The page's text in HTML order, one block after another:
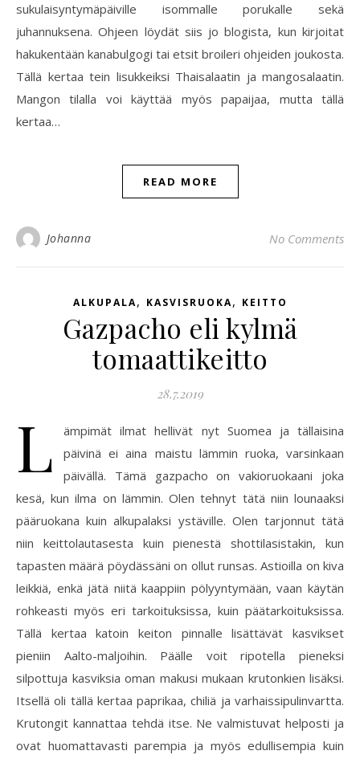
sukulaisyntymäpäiville isommalle porukalle sekä
juhannuksena. Ohjeen löydät siis jo blogista, kun kirjoitat
hakukentään kanabulgogi tai etsit broileri ohjeiden joukosta.
Tällä kertaa tein lisukkeiksi Thaisalaatin ja mangosalaatin.
Mangon tilalla voi käyttää myös papaijaa, mutta tällä
kertaa…
READ MORE
Johanna No Comments
ALKUPALA, KASVISRUOKA, KEITTO
Gazpacho eli kylmä
tomaattikeitto
28.7.2019
L
ämpimät ilmat hellivät nyt Suomea ja tällaisina
päivinä ei aina maistu lämmin ruoka, varsinkaan
päivällä. Tämä gazpacho on vakioruokaani joka
kesä, kun ilma on lämmin. Olen tehnyt tätä niin lounaaksi
pääruokana kuin alkupalaksi ystäville. Olen tarjonnut tätä
niin keittolautasesta kuin pienestä shottilasistakin, kun
tapasten määrä pöydässäni on ollut runsas. Astioilla on kiva
leikkiä, enkä jätä niitä kaappiin pölyyntymään, vaan käytän
rohkeasti myös eri tarkoituksissa, kuin päätarkoituksissa.
Tällä kertaa katoin keiton pinnalle lisättävät kasvikset
pieniin Aalto-maljoihin. Päälle voit ripotella pieneksi
silpottuja kasviksia oman makusi mukaan krutonkien lisäksi.
Itsellä oli tällä kertaa paprikaa, chiliä ja varhaissipulinvartta.
Krutongit kannattaa tehdä itse. Ne valmistuvat helposti ja
ovat huomattavasti parempia ja myös edullisempia kuin